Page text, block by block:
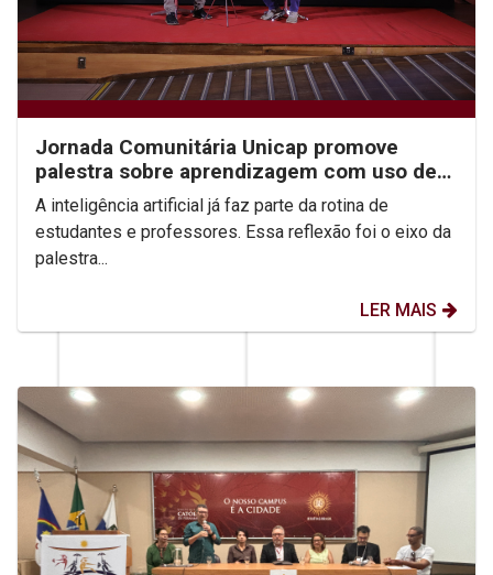
Jornada Comunitária Unicap promove
palestra sobre aprendizagem com uso de
IA
A inteligência artificial já faz parte da rotina de
estudantes e professores. Essa reflexão foi o eixo da
palestra...
LER MAIS